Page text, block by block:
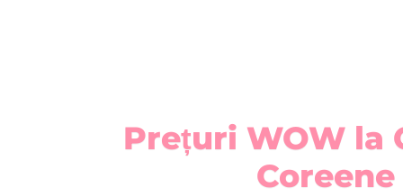
Prețuri WOW la
Coreene